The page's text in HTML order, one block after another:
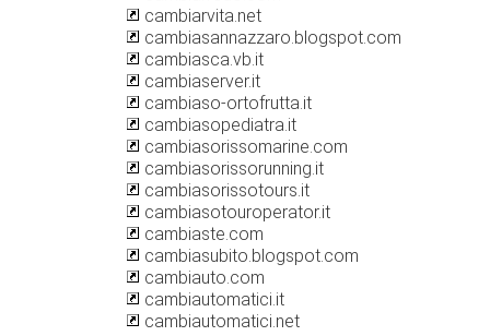
cambiarvita.net
cambiasannazzaro.blogspot.com
cambiasca.vb.it
cambiaserver.it
cambiaso-ortofrutta.it
cambiasopediatra.it
cambiasorissomarine.com
cambiasorissorunning.it
cambiasorissotours.it
cambiasotouroperator.it
cambiaste.com
cambiasubito.blogspot.com
cambiauto.com
cambiautomatici.it
cambiautomatici.net